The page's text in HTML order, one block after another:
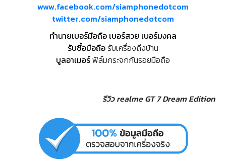
www.facebook.com/siamphonedotcom
twitter.com/siamphonedotcom
ทำนายเบอร์มือถือ เบอร์สวย เบอร์มงคล
รับซื้อมือถือรับเครื่องถึงบ้าน
บูลอาเมอร์ฟิล์มกระจกกันรอยมือถือ
รีวิว realme GT 7 Dream Edition